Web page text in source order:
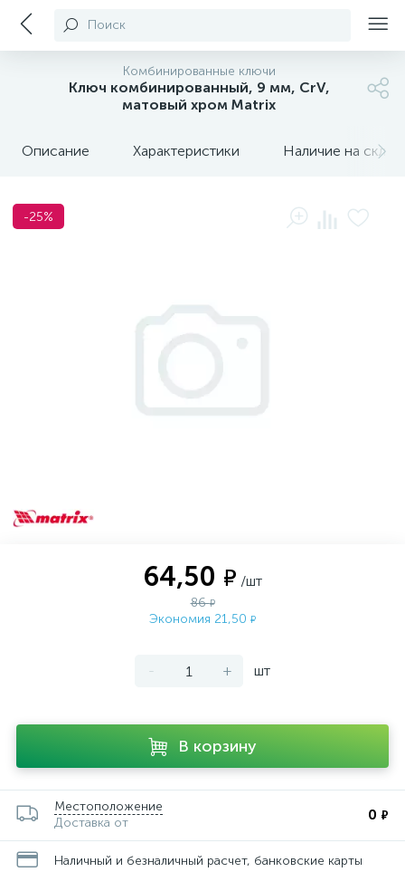
Поиск
Комбинированные ключи
Ключ комбинированный, 9 мм, CrV,
матовый хром Matrix
Описание Характеристики Наличие на
-25%
64,50 ₽ /шт
86₽
Экономия 21,50 ₽
- + шт
В корзину
Местоположение
Доставка от
0 ₽
Наличный и безналичный расчет, банковские карты